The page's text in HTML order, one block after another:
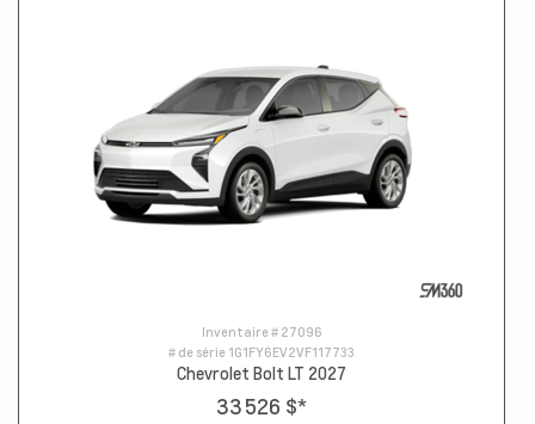
Inventaire # 27096
# de série 1G1FY6EV2VF117733
Chevrolet Bolt LT 2027
33 526 $*